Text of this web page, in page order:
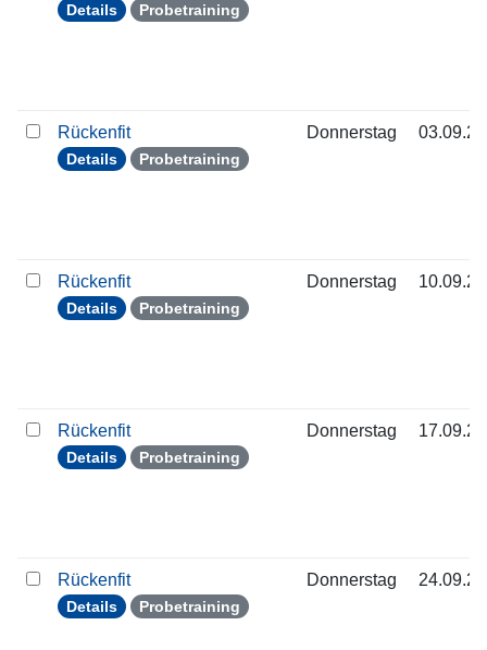
Details Probetraining
Rückenfit
Details Probetraining
Donnerstag
Rückenfit
Details Probetraining
Donnerstag
Rückenfit
Details Probetraining
Donnerstag
Rückenfit
Details Probetraining
Donnerstag